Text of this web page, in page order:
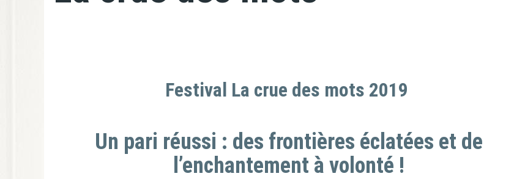
Festival La crue des mots 2019
Un pari réussi : des frontières éclatées et de
l’enchantement à volonté !